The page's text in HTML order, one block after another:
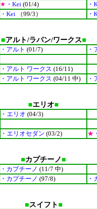
★ ・Kei (01/4) ・
・Kei （99/3） ・
■アルト/ラパン/ワークス■
・アルト (01/7) ・
・アルト ワークス (16/11)
・アルト ワークス (04/11 中) ・
■エリオ■
・エリオ (04/3)
・エリオセダン (03/2) ★
■カプチーノ■
・カプチーノ (11/7 中)
・カプチーノ (97/8) ・
■スイフト■